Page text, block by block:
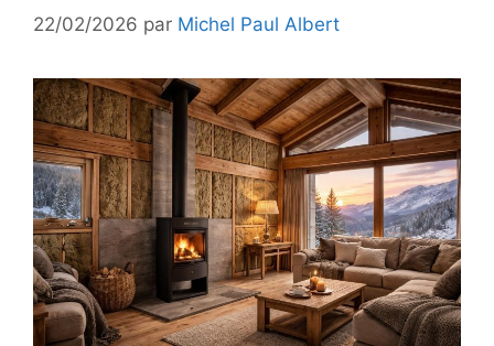
22/02/2026 par Michel Paul Albert